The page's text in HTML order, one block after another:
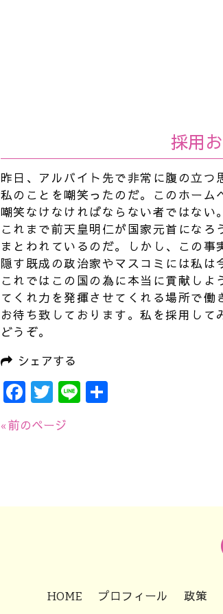
採用
昨日、アルバイト先で非常に腹の立
私のことを嘲笑ったのだ。このホー
嘲笑なけなければならない者ではない
これまで前天皇明仁が国家元首にな
まとわれているのだ。しかし、この
隠す既成の政治家やマスコミには私は
これではこの国の為に本当に貢献し
てくれ力を発揮させてくれる場所で
お待ち致しております。私を採用し
どうぞ｡
シェアする
Facebook
Twitter
Line
« 前のページ
HOME プロフィール 政策